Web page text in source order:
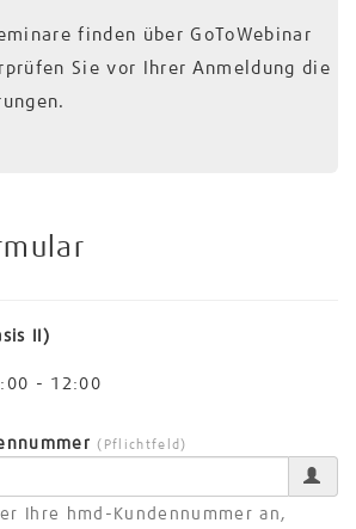
finden über GoToWebinar
Sie vor Ihrer Anmeldung die
II)
- 12:00
(Pflichtfeld)
Ihre hmd-Kundennummer an,